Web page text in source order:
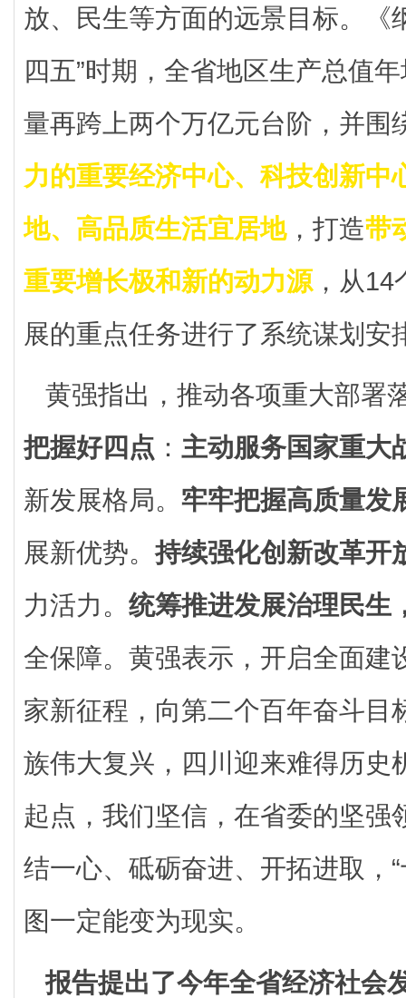
放、民生等方面的远景目标。《
四五”时期，全省地区生产总值
量再跨上两个万亿元台阶，并围
力的重要经济中心、科技创新中
地、高品质生活宜居地，打造带
重要增长极和新的动力源，从14
展的重点任务进行了系统谋划安
黄强指出，推动各项重大部署
把握好四点 ： 主动服务国家重大
新发展格局。 牢牢把握高质量发
展新优势。持续强化创新改革开
力活力。 统筹推进发展治理民生
全保障。黄强表示，开启全面建
家新征程，向第二个百年奋斗目
族伟大复兴，四川迎来难得历史
起点，我们坚信，在省委的坚强
结一心、砥砺奋进、开拓进取，
图一定能变为现实。
报告提出了今年全省经济社会